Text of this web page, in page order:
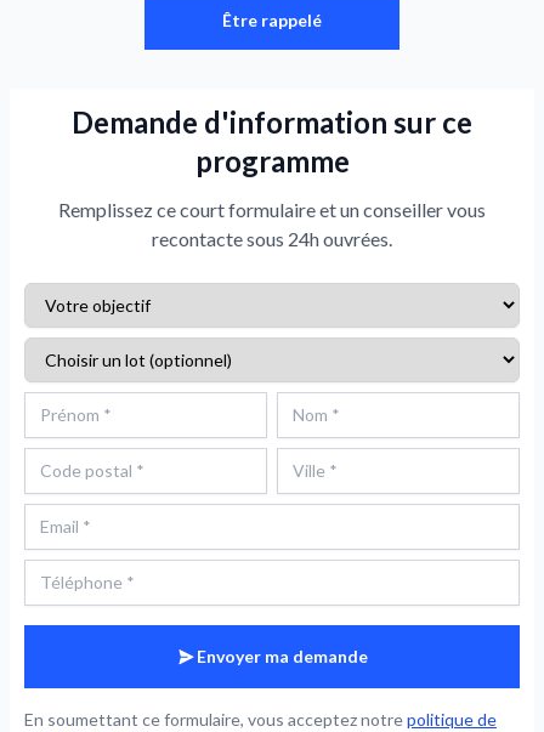
Être rappelé
Demande d'information sur ce
programme
Remplissez ce court formulaire et un conseiller vous
recontacte sous 24h ouvrées.
Envoyer ma demande
En soumettant ce formulaire, vous acceptez notrepolitique de